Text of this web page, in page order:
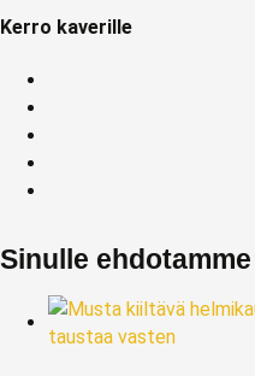
Kerro kaverille
Sinulle ehdotamme